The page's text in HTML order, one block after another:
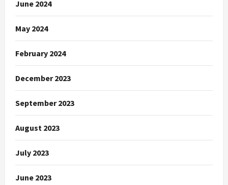
June 2024
May 2024
February 2024
December 2023
September 2023
August 2023
July 2023
June 2023